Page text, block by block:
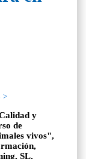
>
y
de
vivos",
SL,